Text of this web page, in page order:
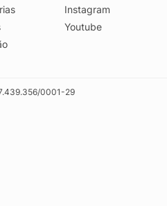
Instagram
Youtube
0001-29